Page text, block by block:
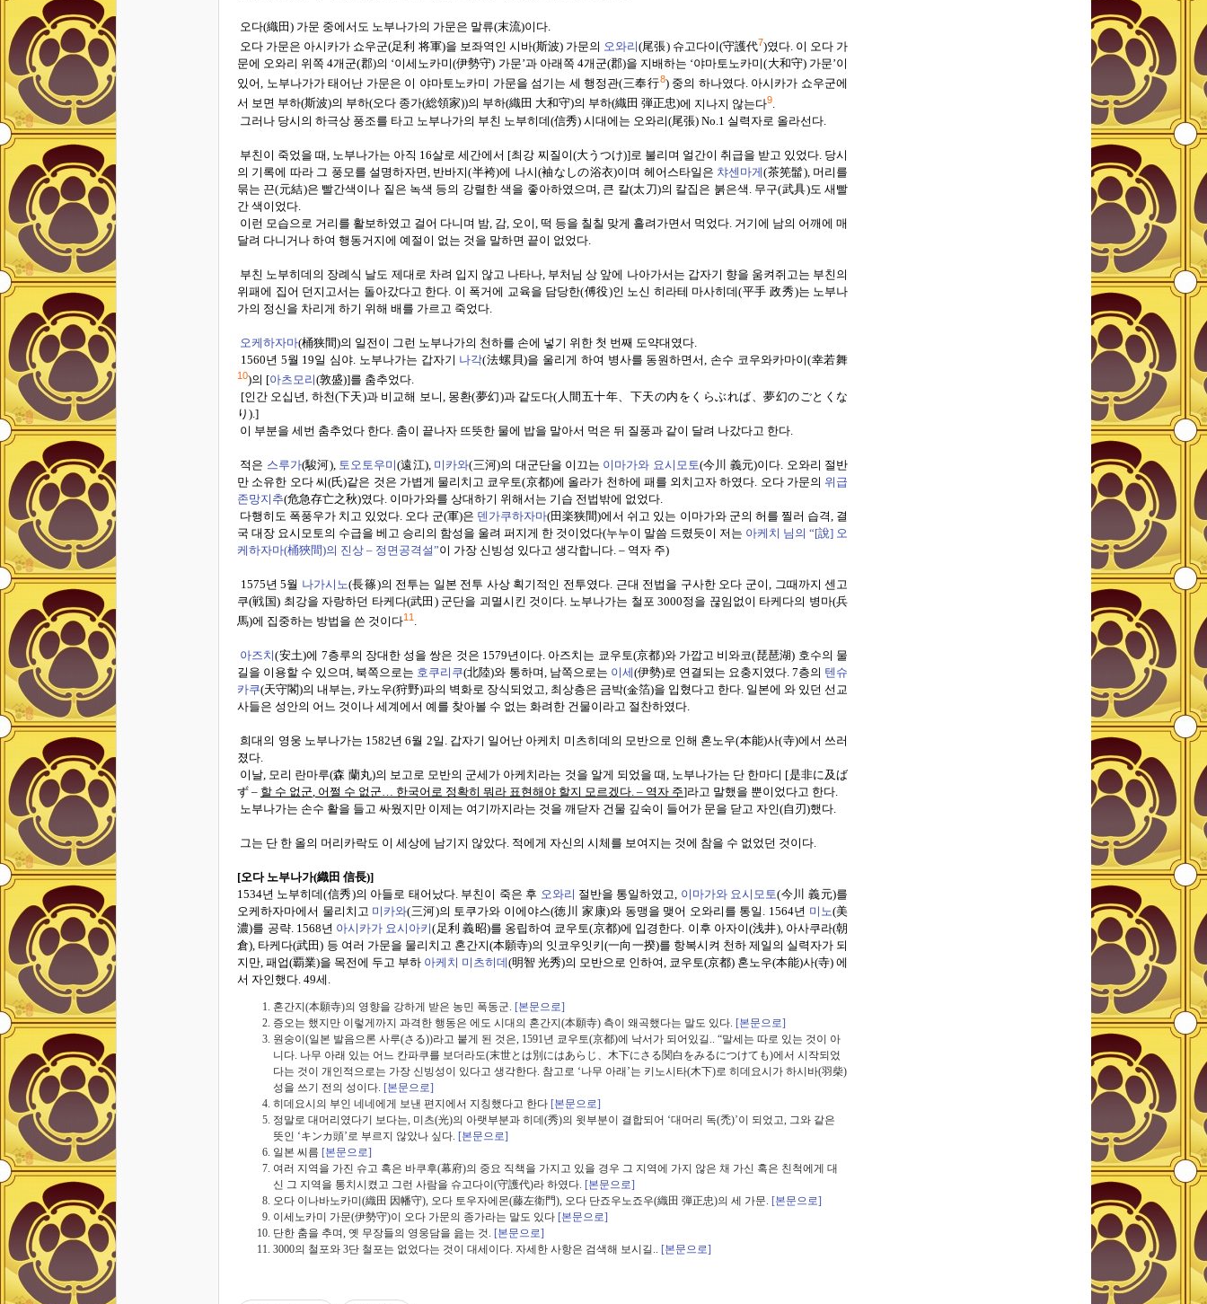
오다(織田) 가문 중에서도 노부나가의 가문은 말류(末流)이다
오다 가문은 아시카가 쇼우군(足利 将軍)을 보좌역인 시바(斯波) 가문의 오와리(尾張) 슈고다이(守護代7)였다. 이 오다 가
문에 오와리 위쪽 4개군(郡)의 ‘이세노카미(伊勢守) 가문’과 아래쪽 4개군(郡)을 지배하는 ‘야마토노카미(大和守) 가문’이
있어, 노부나가가 태어난 가문은 이 야마토노카미 가문을 섬기는 세 행정관(三奉行8) 중의 하나였다. 아시카가 쇼우군에
서 보면 부하(斯波)의 부하(오다 종가(総領家))의 부하(織田 大和守)의 부하(織田 弾正忠)에 지나지 않는다9
그러나 당시의 하극상 풍조를 타고 노부나가의 부친 노부히데(信秀) 시대에는 오와리(尾張) No.1 실력자로 올라선다
부친이 죽었을 때 노부나가는 아직 16살로 세간에서 [최강 찌질이(大うつけ)]로 불리며 얼간이 취급을 받고 있었다 당시
의 기록에 따라 그 풍모를 설명하자면 반바지(半袴)에 나시(袖なしの浴衣)이며 헤어스타일은 챠센마게(茶筅髷), 머리를
묶는 끈(元結)은 빨간색이나 짙은 녹색 등의 강렬한 색을 좋아하였으며 큰 칼(太刀)의 칼집은 붉은색 무구(武具)도 새빨
간 색이었다
이런 모습으로 거리를 활보하였고 걸어 다니며 밤 감 오이 떡 등을 칠칠 맞게 흘려가면서 먹었다 거기에 남의 어깨에 매
달려 다니거나 하여 행동거지에 예절이 없는 것을 말하면 끝이 없었다
부친 노부히데의 장례식 날도 제대로 차려 입지 않고 나타나 부처님 상 앞에 나아가서는 갑자기 향을 움켜쥐고는 부친의
위패에 집어 던지고서는 돌아갔다고 한다 이 폭거에 교육을 담당한(傅役)인 노신 히라테 마사히데(平手 政秀)는 노부나
가의 정신을 차리게 하기 위해 배를 가르고 죽었다
오케하자마(桶狭間)의 일전이 그런 노부나가의 천하를 손에 넣기 위한 첫 번째 도약대였다
1560년 5월 19일 심야 노부나가는 갑자기 나각(法螺貝)을 울리게 하여 병사를 동원하면서 손수 코우와카마이(幸若舞
10)의 [아츠모리(敦盛)]를 춤추었다
[인간 오십년 하천(下天)과 비교해 보니 몽환(夢幻)과 같도다( 人間五十年、下天の内 をくらぶれば、夢幻のごとくな
り ).]
이 부분을 세번 춤추었다 한다 춤이 끝나자 뜨뜻한 물에 밥을 말아서 먹은 뒤 질풍과 같이 달려 나갔다고 한다
적은 스루가(駿河), 토오토우미(遠江), 미카와(三河)의 대군단을 이끄는 이마가와 요시모토(今川 義元)이다 오와리 절반
만 소유한 오다 씨(氏)같은 것은 가볍게 물리치고 쿄우토(京都)에 올라가 천하에 패를 외치고자 하였다 오다 가문의 위급
존망지추(危急存亡之秋)였다 이마가와를 상대하기 위해서는 기습 전법밖에 없었다
다행히도 폭풍우가 치고 있었다 오다 군(軍)은 덴가쿠하자마(田楽狭間)에서 쉬고 있는 이마가와 군의 허를 찔러 습격 결
국 대장 요시모토의 수급을 베고 승리의 함성을 울려 퍼지게 한 것이었다(누누이 말씀 드렸듯이 저는 아케치 님의 “[說] 오
케하자마(桶狹間)의 진상 – 정면공격설”이 가장 신빙성 있다고 생각합니다 . – 역자 주)
1575년 5월 나가시노(長篠)의 전투는 일본 전투 사상 획기적인 전투였다 근대 전법을 구사한 오다 군이
그때까지 센고
쿠(戦国) 최강을 자랑하던 타케다(武田 ) 군단을 괴멸시킨 것이다 노부나가는 철포 3000정을 끊임없이 타케다의 병마(兵
馬)에 집중하는 방법을 쓴 것이다11 .
아즈치(安土)에 7층루의 장대한 성을 쌍은 것은 1579년이다. 아즈치는 쿄우토(京都)와 가깝고 비와코(琵琶湖) 호수의 물
길을 이용할 수 있으며, 북쪽으로는 호쿠리쿠(北陸)와 통하며, 남쪽으로는 이세(伊勢)로 연결되는 요충지였다. 7층의 텐슈
카쿠(天守閣)의 내부는, 카노우(狩野)파의 벽화로 장식되었고, 최상층은 금박(金箔)을 입혔다고 한다. 일본에 와 있던 선교
사들은 성안의 어느 것이나 세계에서 예를 찾아볼 수 없는 화려한 건물이라고 절찬하였다.
희대의 영웅 노부나가는 1582년 6월 2일 . 갑자기 일어난 아케치 미츠히데의 모반으로 인해 혼노우(本能)사(寺)에서 쓰러
졌다.
이날, 모리 란마루(森 蘭丸)의 보고로 모반의 군세가 아케치라는 것을 알게 되었을 때, 노부나가는 단 한마디 [是非に及ば
ず – 할 수 없군, 어쩔 수 없군… 한국어로 정확히 뭐라 표현해야 할지 모르겠다. – 역자 주]라고 말했을 뿐이었다고 한다.
노부나가는 손수 활을 들고 싸웠지만 이제는 여기까지라는 것을 깨닫자 건물 깊숙이 들어가 문을 닫고 자인(自刃)했다.
그는 단 한 올의 머리카락도 이 세상에 남기지 않았다. 적에게 자신의 시체를 보여지는 것에 참을 수 없었던 것이다.
[오다 노부나가(織田 信長)]
1534년 노부히데(信秀)의 아들로 태어났다. 부친이 죽은 후 오와리 절반을 통일하였고, 이마가와 요시모토(今川 義元)를
오케하자마에서 물리치고 미카와(三河)의 토쿠가와 이에야스(徳 川 家康)와 동맹을 맺어 오와리를 통일 . 1564년 미노(美
濃)를 공략. 1568년 아시카가 요시아키(足利 義昭)를 옹립하여 쿄우토(京都)에 입경한다. 이후 아자이(浅井), 아사쿠라(朝
倉), 타케다(武田) 등 여러 가문을 물리치고 혼간지(本願寺)의 잇코우잇키(一向一揆)를 항복시켜 천하 제일의 실력자가 되
지만, 패업(覇業)을 목전에 두고 부하 아케치 미츠히데(明智 光秀)의 모반으로 인하여, 쿄우토(京都) 혼노우(本能)사(寺) 에
서 자인했다. 49세 .
혼간지(本願寺)의 영향을 강하게 받은 농민 폭동군. [본문으로]
증오는 했지만 이렇게까지 과격한 행동은 에도 시대의 혼간지(本願寺) 측이 왜곡했다는 말도 있다. [본문으로]
원숭이(일본 발음으론 사루(さる))라고 붙게 된 것은, 1591년 쿄우토(京都)에 낙서가 되어있길.. “말세는 따로 있는 것이 아
니다. 나무 아래 있는 어느 칸파쿠를 보더라도(末世とは別にはあらじ、木下にさる関白をみるにつけても)에서 시작되었
다는 것이 개인적으로는 가장 신빙성이 있다고 생각한다. 참고로 ‘나무 아래’는 키노시타(木下)로 히데요시가 하시바(羽柴)
성을 쓰기 전의 성이다. [본문으로]
히데요시의 부인 네네에게 보낸 편지에서 지칭했다고 한다 [본문으로]
정말로 대머리였다기 보다는, 미츠(光)의 아랫부분과 히데(秀)의 윗부분이 결합되어 ‘대머리 독(禿)’이 되었고, 그와 같은
뜻인 ‘キンカ頭’로 부르지 않았나 싶다. [본문으로]
일본 씨름 [본문으로]
여러 지역을 가진 슈고 혹은 바쿠후(幕府)의 중요 직책을 가지고 있을 경우 그 지역에 가지 않은 채 가신 혹은 친척에게 대
신 그 지역을 통치시켰고 그런 사람을 슈고다이(守護代)라 하였다. [본문으로]
오다 이나바노카미(織田 因幡守), 오다 토우자에몬(藤左衛門), 오다 단죠우노죠우(織田 弾正忠)의 세 가문. [본문으로]
이세노카미 가문(伊勢守)이 오다 가문의 종가라는 말도 있다 [본문으로]
단한 춤을 추며, 옛 무장들의 영웅담을 읊는 것. [본문으로]
3000의 철포와 3단 철포는 없었다는 것이 대세이다. 자세한 사항은 검색해 보시길.. [본문으로]